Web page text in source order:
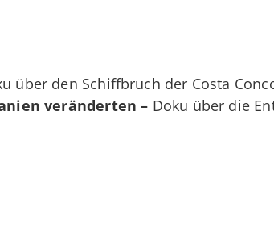
über den Schiffbruch der Costa
veränderten – Doku über die